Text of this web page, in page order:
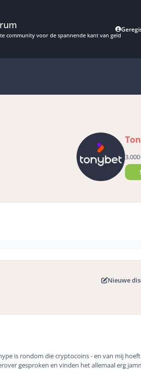
community voor de spannende kant van geld
Nieuwe
is rondom die cryptocoins - en van mij
gesproken en vinden het allemaal erg